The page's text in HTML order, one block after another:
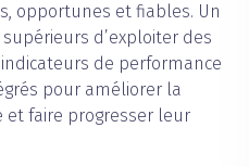
opportunes et fiables. Un
d’exploiter des
de performance
pour améliorer la
faire progresser leur